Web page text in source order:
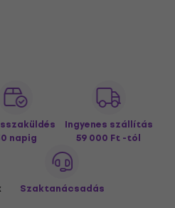
napig
Ingyenes szállítás
59 000 Ft -tól
Szaktanácsadás